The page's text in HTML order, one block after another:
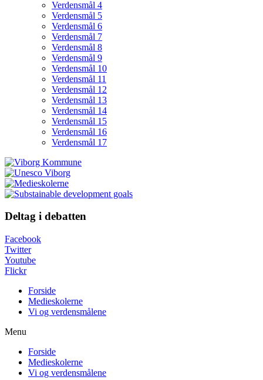
Verdensmål 4
Verdensmål 5
Verdensmål 6
Verdensmål 7
Verdensmål 8
Verdensmål 9
Verdensmål 10
Verdensmål 11
Verdensmål 12
Verdensmål 13
Verdensmål 14
Verdensmål 15
Verdensmål 16
Verdensmål 17
Deltag i debatten
Facebook
Twitter
Youtube
Flickr
Forside
Medieskolerne
Vi og verdensmålene
Menu
Forside
Medieskolerne
Vi og verdensmålene